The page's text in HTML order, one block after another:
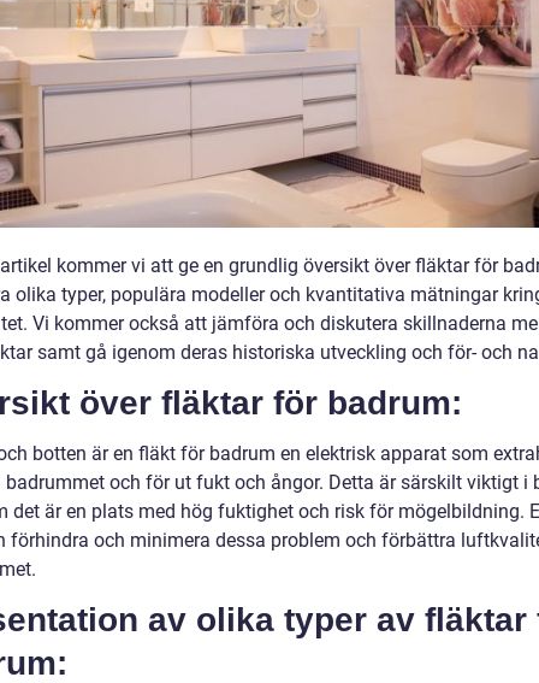
kommer vi att ge en grundlig översikt över fläktar för
olika typer, populära modeller och kvantitativa mätningar
Vi kommer också att jämföra och diskutera skillnaderna
samt gå igenom deras historiska utveckling och för- och
över fläktar för badrum:
botten är en fläkt för badrum en elektrisk apparat som
och för ut fukt och ångor. Detta är särskilt viktigt i
det är en plats med hög fuktighet och risk för mögelbildning.
förhindra och minimera dessa problem och förbättra
av olika typer av fläktar